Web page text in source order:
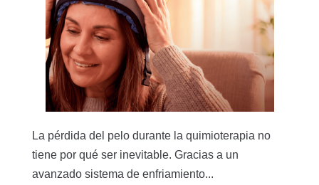
La pérdida del pelo durante la quimioterapia no
tiene por qué ser inevitable. Gracias a un
avanzado sistema de enfriamiento...